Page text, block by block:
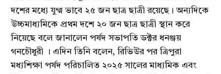
দশের মধ্যে যুগ্ম ভাবে ২৫ জন ছাত্র ছাত্রী রয়েছে। অন্যদিকে
উচ্চমাধ্যমিকে প্রথম দশে ২০ জন ছাত্র ছাত্রী স্থান করে
নিয়েছে বলে জানালেন পর্ষদ সভাপতি ডক্টর ধনঞ্জয়
গনচৌধুরী । এদিন তিনি বলেন, রিভিউর পর ত্রিপুরা
মধ্যশিক্ষা পর্ষদ পরিচালিত ২০২৫ সালের মাধ্যমিক এবং